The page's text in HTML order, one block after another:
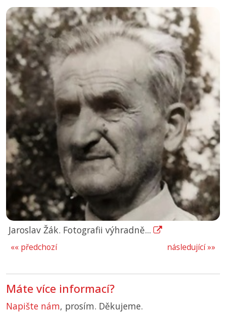
Jaroslav Žák. Fotografii výhradně...
následující »»
«« předchozí
Máte více informací?
Napište nám, prosím. Děkujeme.